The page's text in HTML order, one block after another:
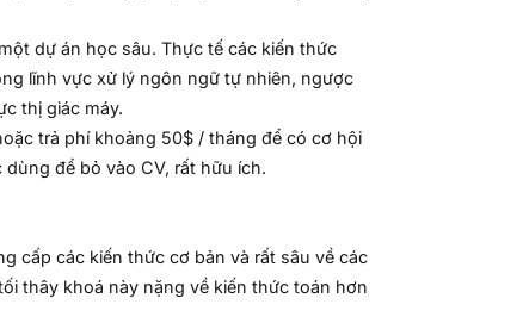
dự án học sâu. Thực tế các kiến thức
lĩnh vực xử lý ngôn ngữ tự nhiên, ngược
thị giác máy.
trả phí khoảng 50$ / tháng để có cơ hội
để bỏ vào CV, rất hữu ích.
cấp các kiến thức cơ bản và rất sâu về các
thây khoá này nặng về kiến thức toán hơn